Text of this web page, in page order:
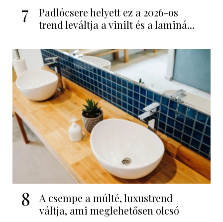
7
Padlócsere helyett ez a 2026-os
trend leváltja a vinilt és a laminá...
8
A csempe a múlté, luxustrend
váltja, ami meglehetősen olcsó